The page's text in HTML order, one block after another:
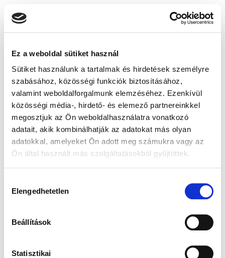
Ez a weboldal sütiket használ
Sütiket használunk a tartalmak és hirdetések személyre
szabásához, közösségi funkciók biztosításához,
valamint weboldalforgalmunk elemzéséhez. Ezenkívül
közösségi média-, hirdető- és elemező partnereinkkel
megosztjuk az Ön weboldalhasználatra vonatkozó
adatait, akik kombinálhatják az adatokat más olyan
adatokkal, amelyeket Ön adott meg számukra vagy az
Ön által használt más szolgáltatásokból gyűjtöttek.
kiválasztása
Elengedhetetlen
Beállítások
Statisztikai